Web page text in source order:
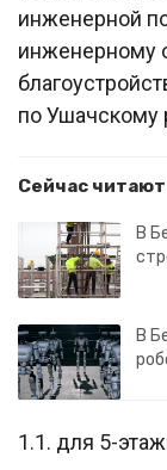
инженерной
инженерному
по Ушачскому
Сейчас читают
В
В
1.1. для 5-